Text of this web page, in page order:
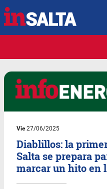
Vie27/06/2025
Diablillos: la
Salta se prepara
marcar un hito en